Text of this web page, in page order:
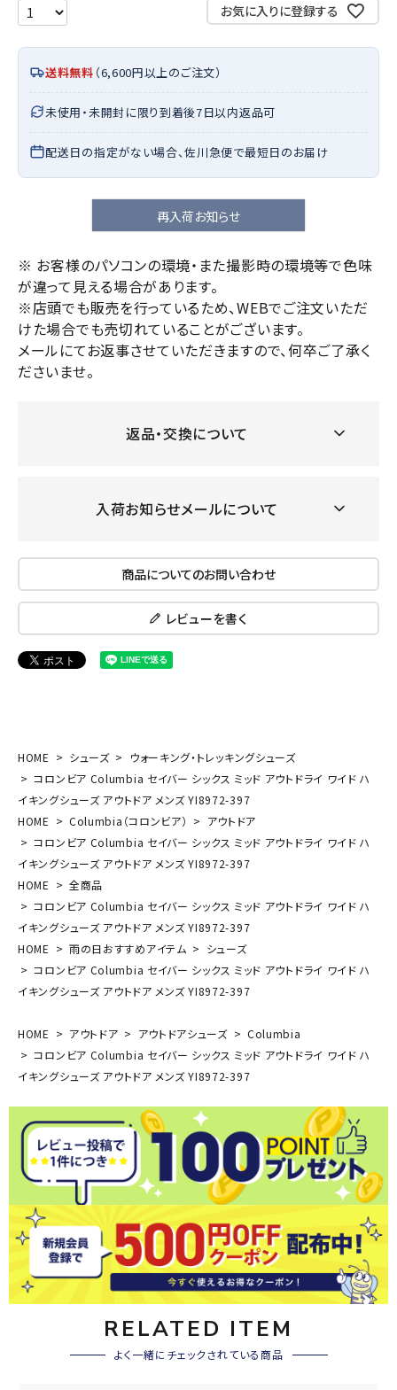
お気に入りに登録する
送料無料 （6,600円以上のご注文）
未使用・未開封に限り到着後7日以内返品可
配送日の指定がない場合、佐川急便で最短日のお届け
再入荷お知らせ
※ お客様のパソコンの環境・また撮影時の環境等で色味
が違って見える場合があります。
※店頭でも販売を行っているため、WEBでご注文いただ
けた場合でも売切れていることがございます。
メールにてお返事させていただきますので、何卒ご了承く
ださいませ。
返品・交換について
入荷お知らせメールについて
商品についてのお問い合わせ
レビューを書く
HOME シューズ
ウォーキング・トレッキングシューズ
コロンビア Columbia セイバー シックス ミッド アウトドライ ワイド ハ
イキングシューズ アウトドア メンズ YI8972-397
HOME
Columbia（コロンビア）
アウトドア
コロンビア Columbia セイバー シックス ミッド アウトドライ ワイド ハ
イキングシューズ アウトドア メンズ YI8972-397
HOME
全商品
コロンビア Columbia セイバー シックス ミッド アウトドライ ワイド ハ
イキングシューズ アウトドア メンズ YI8972-397
HOME
雨の日おすすめアイテム
シューズ
コロンビア Columbia セイバー シックス ミッド アウトドライ ワイド ハ
イキングシューズ アウトドア メンズ YI8972-397
HOME アウトドア アウトドアシューズ
Columbia
コロンビア Columbia セイバー シックス ミッド アウトドライ ワイド ハ
イキングシューズ アウトドア メンズ YI8972-397
RELATED ITEM
よく一緒にチェックされている商品